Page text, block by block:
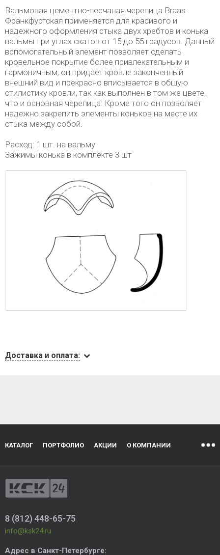
Вальмовая цементно-песчаная черепица Braas
Франкфуртская применяется для красивого и
надежного оформления стыка двух хребтов и конька
вальмы при углах скатов от 15 до 55 градусов. Данный
вспомогательный элемент позволяет сделать
кровельное покрытие более привлекательным и
гармоничным, он придает кровле законченный
внешний вид и прекрасно вписывается в общую
стилистику кровли, так как выполнен в том же цвете,
что и основная черепица. Кроме того он позволяет
надежно закрепить элементы коньков на месте их
стыка между собой.
Расход: 1 шт. на вальму
Зажимы конька в комплекте 3 шт
Доставка и оплата:
КАТАЛОГ ПОРТФОЛИО АКЦИИ О КОМПАНИИ
8 (812) 448-65-75
info@ksk24.ru
Адрес в Санкт-Петербурге: